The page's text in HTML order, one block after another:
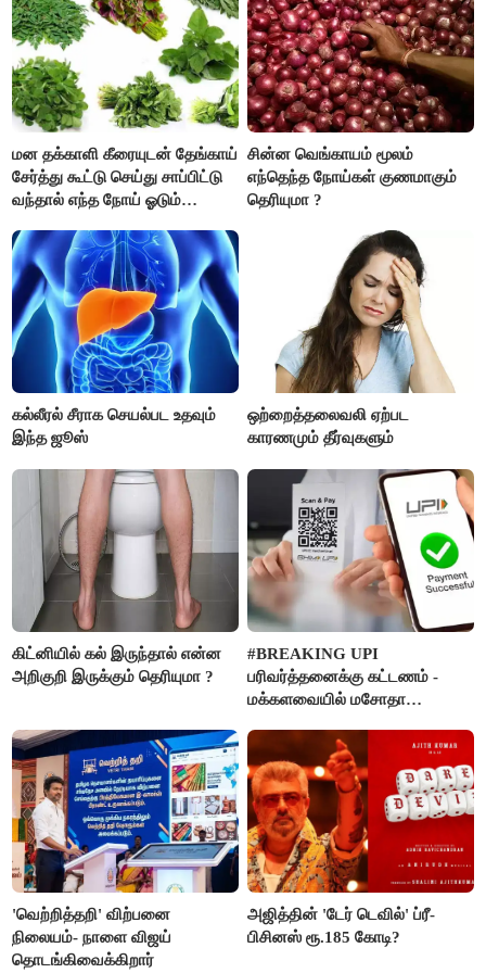
கவனம் தேவை..!
மன தக்காளி கீரையுடன் தேங்காய்
சேர்த்து கூட்டு செய்து சாப்பிட்டு
வந்தால் எந்த நோய் ஓடும்
சின்ன வெங்காயம் மூலம்
எந்தெந்த நோய்கள் குணமாகும்
தெரியுமா ?
கல்லீரல் சீராக செயல்பட உதவும்
இந்த ஜூஸ்
ஒற்றைத்தலைவலி ஏற்பட
காரணமும் தீர்வுகளும்
கிட்னியில் கல் இருந்தால் என்ன
அறிகுறி இருக்கும் தெரியுமா ?
#BREAKING UPI
பரிவர்த்தனைக்கு கட்டணம் -
மக்களவையில் மசோதா
'வெற்றித்தறி' விற்பனை
நிலையம்- நாளை விஜய்
தொடங்கிவைக்கிறார்
அஜித்தின் 'டேர் டெவில்' ப்ரீ-
பிசினஸ் ரூ.185 கோடி?